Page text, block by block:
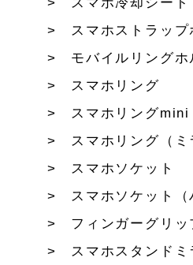
スマホストラップ
モバイルリングホ
スマホリング
スマホリングmini
スマホリング（ミ
スマホソケット
スマホソケット（
フィンガーグリッ
スマホスタンドミ